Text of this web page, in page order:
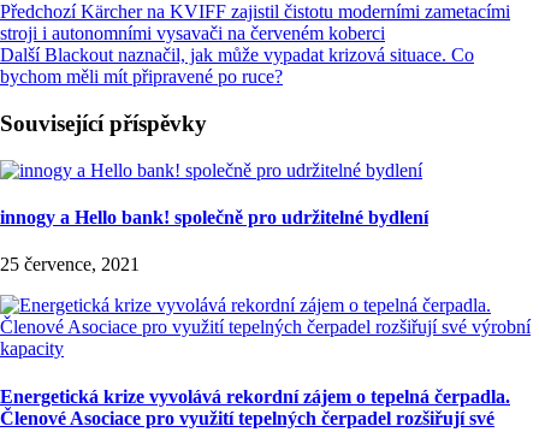
Předchozí Kärcher na KVIFF zajistil čistotu moderními zametacími
stroji i autonomními vysavači na červeném koberci
Další Blackout naznačil, jak může vypadat krizová situace. Co
bychom měli mít připravené po ruce?
Související příspěvky
innogy a Hello bank! společně pro udržitelné bydlení
25 července, 2021
Energetická krize vyvolává rekordní zájem o tepelná čerpadla.
Členové Asociace pro využití tepelných čerpadel rozšiřují své